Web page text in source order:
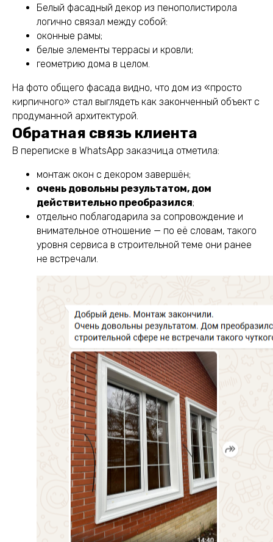
Белый фасадный декор из пенополистирола
логично связал между собой:
оконные рамы;
белые элементы террасы и кровли;
геометрию дома в целом.
На фото общего фасада видно, что дом из «просто
кирпичного» стал выглядеть как законченный объект с
продуманной архитектурой.
Обратная связь клиента
В переписке в WhatsApp заказчица отметила:
монтаж окон с декором завершён;
очень довольны результатом, дом
действительно преобразился;
отдельно поблагодарила за сопровождение и
внимательное отношение — по её словам, такого
уровня сервиса в строительной теме они ранее
не встречали.